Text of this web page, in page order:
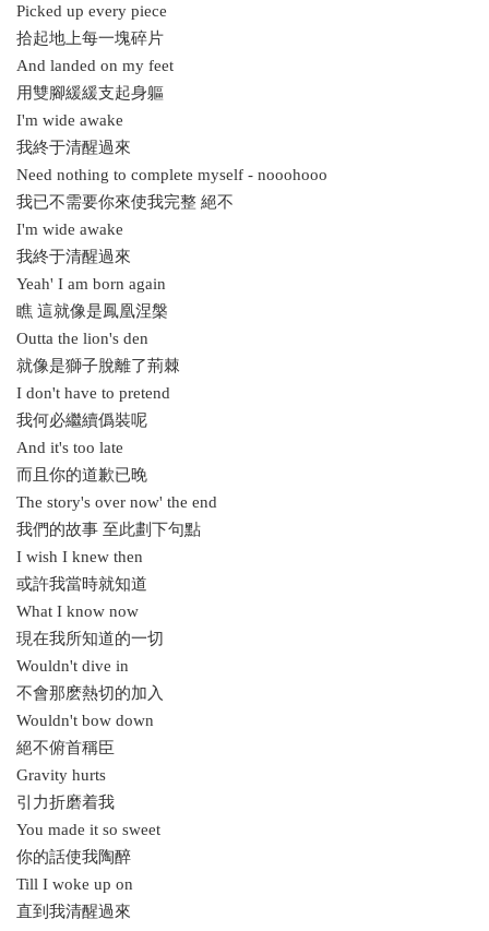
Picked up every piece
拾起地上每一塊碎片
And landed on my feet
用雙腳緩緩支起身軀
I'm wide awake
我終于清醒過來
Need nothing to complete myself - nooohooo
我已不需要你來使我完整 絕不
I'm wide awake
我終于清醒過來
Yeah' I am born again
瞧 這就像是鳳凰涅槃
Outta the lion's den
就像是獅子脫離了荊棘
I don't have to pretend
我何必繼續僞裝呢
And it's too late
而且你的道歉已晚
The story's over now' the end
我們的故事 至此劃下句點
I wish I knew then
或許我當時就知道
What I know now
現在我所知道的一切
Wouldn't dive in
不會那麽熱切的加入
Wouldn't bow down
絕不俯首稱臣
Gravity hurts
引力折磨着我
You made it so sweet
你的話使我陶醉
Till I woke up on
直到我清醒過來